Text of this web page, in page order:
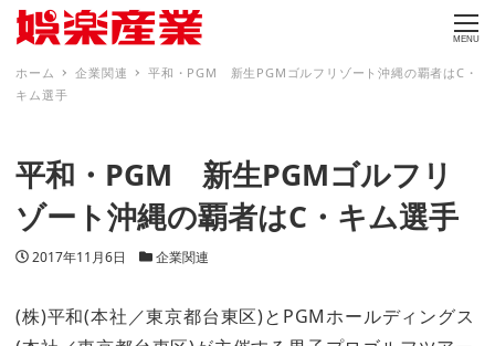
MENU
ホーム 企業関連
平和・PGM 新生PGMゴルフリゾート沖縄の覇者はC・
キム選手
平和・PGM 新生PGMゴルフリ
ゾート沖縄の覇者はC・キム選手
投稿日
2017年11月6日 カテゴリー
企業関連
(株)平和(本社／東京都台東区)とPGMホールディングス